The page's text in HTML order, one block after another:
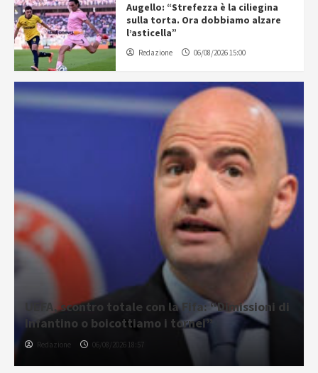
Augello: “Strefezza è la ciliegina
sulla torta. Ora dobbiamo alzare
l’asticella”
Redazione 06/08/2026 15:00
UEFA, scontro totale con la Fifa: “Dimissioni di
Infantino o boicottiamo i tornei”
Redazione 06/08/2026 18:57